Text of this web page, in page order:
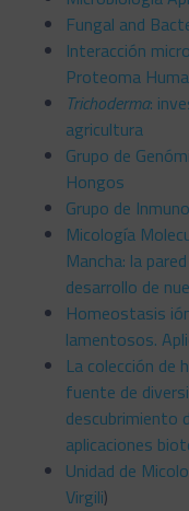
Fungal and
Interacción
Proteoma
Trichoderma:
agricultura
Grupo de
Hongos
Grupo de
Micología
Mancha: la
desarrollo de
Homeostasis
lamentosos.
La colección de
fuente de
descubrimiento
aplicaciones
Unidad de
Virgili)